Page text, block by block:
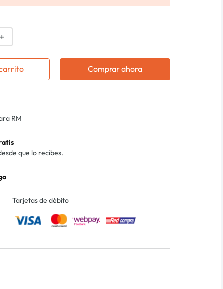
＋
Comprar ahora
RM
que lo recibes.
Tarjetas de débito